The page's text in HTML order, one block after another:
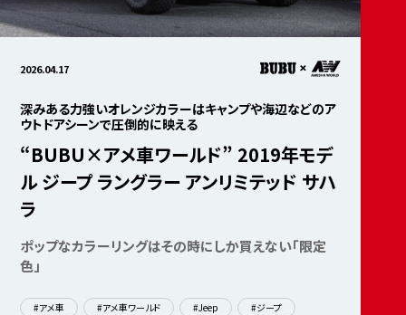
2026.04.17
深みある力強いオレンジカラーはキャンプや海辺などのア
ウトドアシーンで圧倒的に映える
“BUBU×アメ車ワールド” 2019年モデ
ル ジープ ラングラー アンリミテッド サハ
ラ
ポップなカラーリングはその時にしか買えない「限定
色」
#アメ車 #アメ車ワールド #Jeep
#ジープ